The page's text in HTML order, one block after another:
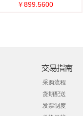
￥899.5600
采购流程
货期配送
发票制度